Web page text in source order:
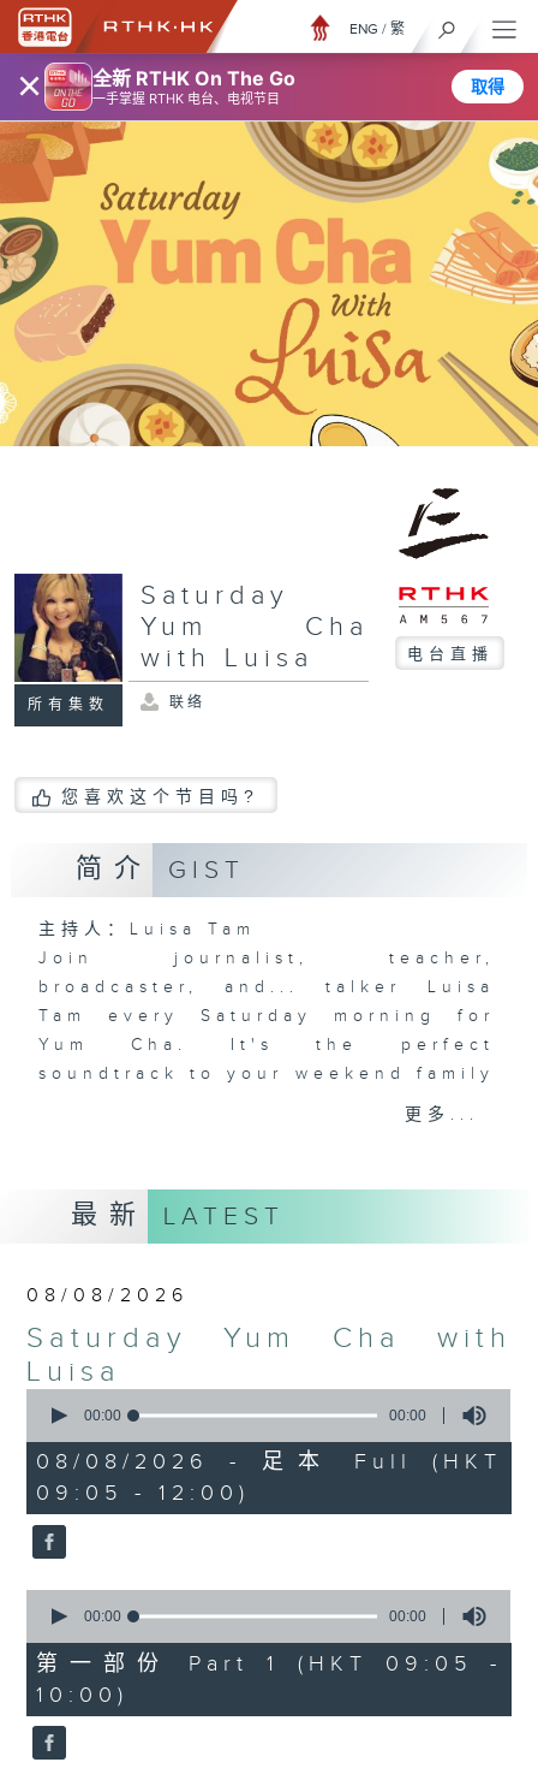
× 全新 RTHK On The Go
一手掌握 RTHK 电台、电视节目
取得
ENG / 繁
所有集数
Saturday
Yum Cha
with Luisa
电台直播
联络
您喜欢这个节目吗?
简介 GIST
主持人：Luisa Tam
Join journalist, teacher,
broadcaster, and... talker Luisa
Tam every Saturday morning for
Yum Cha. It's the perfect
soundtrack to your weekend family
and friends get togethers, while
Saturday mornings with Luisa, her
music, her musings on life, and
her regular radio friends, who'll
your love life! What a deal.
The trolley comes round every
Saturday morning from 9.05 to
midday... only on Radio 3.
更多...
最新 LATEST
08/08/2026
Saturday Yum Cha with
Luisa
seconds
0
seconds
00:00 00:00
08/08/2026 - 足本 Full (HKT
09:05 - 12:00)
seconds
0
seconds
00:00 00:00
第一部份 Part 1 (HKT 09:05 -
10:00)